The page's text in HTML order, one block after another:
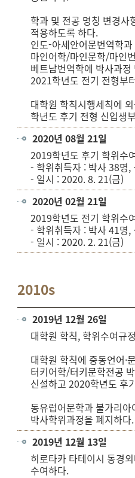
학과 및 전공 명칭 변경
적용하도록 하다.
인도-아세안어문번역학
마인어학/마인문학/마인
베트남번역학에 박사과
2021학년도 전기 전형부
대학원 학칙시행세칙에
학년도 후기 전형 신입생
2020년 08월 21일
2019학년도 후기 학위수
- 학위취득자 : 박사 38명,
- 일시 : 2020. 8. 21(금)
2020년 02월 21일
2019학년도 전기 학위수
- 학위취득자 : 박사 41명,
- 일시 : 2020. 2. 21(금)
2010s
2019년 12월 26일
대학원 학칙, 학위수여규
대학원 학칙에 중동언어·
터키어학/터키문학전공
신설하고 2020학년도 후
동유럽어문학과 불가리
박사학위과정을 폐지하다.
2019년 12월 13일
히로타카 타테이시 동경
수여하다.